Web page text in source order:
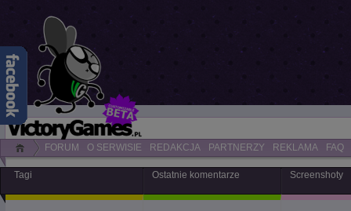
FORUM O SERWISIE REDAKCJA PARTNERZY REKLAMA FAQ
Tagi Ostatnie komentarze Screenshoty